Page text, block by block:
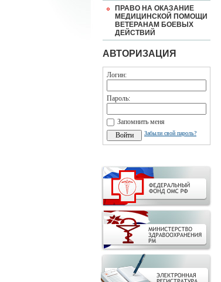
ПРАВО НА ОКАЗАНИЕ
МЕДИЦИНСКОЙ ПОМОЩИ
ВЕТЕРАНАМ БОЕВЫХ
ДЕЙСТВИЙ
АВТОРИЗАЦИЯ
Логин:
Пароль:
Запомнить меня
Забыли свой пароль?